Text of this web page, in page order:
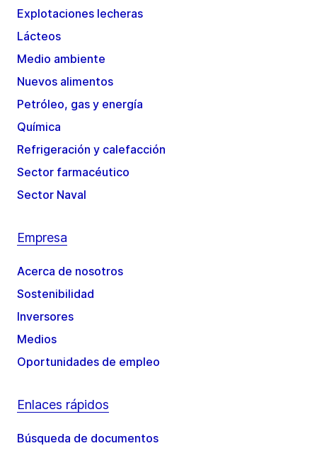
Explotaciones lecheras
Lácteos
Medio ambiente
Nuevos alimentos
Petróleo, gas y energía
Química
Refrigeración y calefacción
Sector farmacéutico
Sector Naval
Empresa
Acerca de nosotros
Sostenibilidad
Inversores
Medios
Oportunidades de empleo
Enlaces rápidos
Búsqueda de documentos